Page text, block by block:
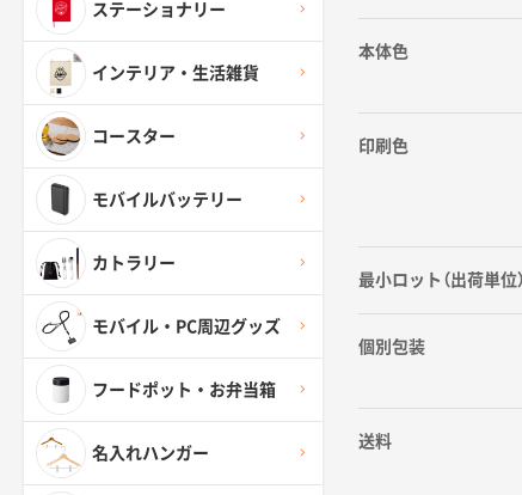
ステーショナリー
インテリア・生活雑貨
コースター
モバイルバッテリー
カトラリー
モバイル・PC周辺グッズ
フードポット・お弁当箱
名入れハンガー
本体色
印刷色
最小ロット（出荷単位）
個別包装
送料